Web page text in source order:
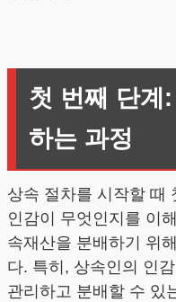
첫 번째 단계:
하는 과정
상속 절차를 시작할 때
인감이 무엇인지를 이
속재산을 분배하기 위
다. 특히, 상속인의 인
관리하고 분배할 수 있